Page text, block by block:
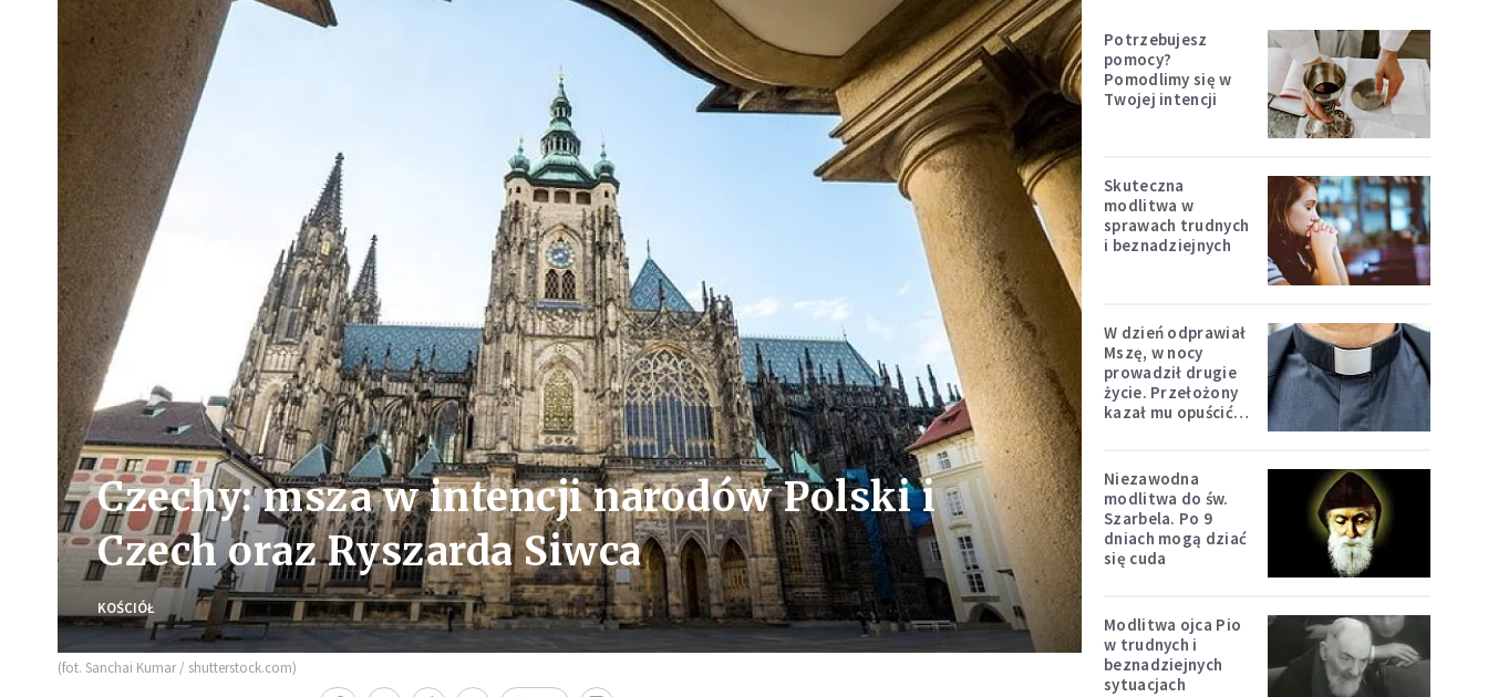
Czechy: msza w intencji narodów Polski i
Czech oraz Ryszarda Siwca
KOŚCIÓŁ
(fot. Sanchai Kumar / shutterstock.com)
Potrzebujesz
pomocy?
Pomodlimy się w
Twojej intencji
Skuteczna
modlitwa w
sprawach trudnych
i beznadziejnych
W dzień odprawiał
Mszę, w nocy
prowadził drugie
życie. Przełożony
kazał mu opuścić
Niezawodna
modlitwa do św.
Szarbela. Po 9
dniach mogą dziać
się cuda
Modlitwa ojca Pio
w trudnych i
beznadziejnych
sytuacjach